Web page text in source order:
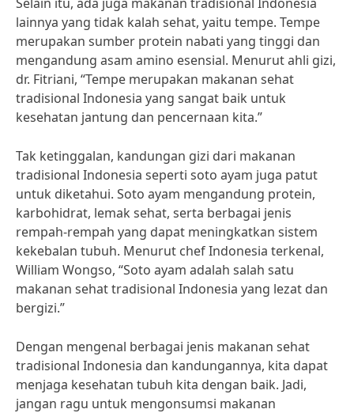
lainnya yang tidak kalah sehat, yaitu tempe. Tempe
merupakan sumber protein nabati yang tinggi dan
mengandung asam amino esensial. Menurut ahli gizi,
dr. Fitriani, “Tempe merupakan makanan sehat
tradisional Indonesia yang sangat baik untuk
kesehatan jantung dan pencernaan kita.”
Tak ketinggalan, kandungan gizi dari makanan
tradisional Indonesia seperti soto ayam juga patut
untuk diketahui. Soto ayam mengandung protein,
karbohidrat, lemak sehat, serta berbagai jenis
rempah-rempah yang dapat meningkatkan sistem
kekebalan tubuh. Menurut chef Indonesia terkenal,
William Wongso, “Soto ayam adalah salah satu
makanan sehat tradisional Indonesia yang lezat dan
bergizi.”
Dengan mengenal berbagai jenis makanan sehat
tradisional Indonesia dan kandungannya, kita dapat
menjaga kesehatan tubuh kita dengan baik. Jadi,
jangan ragu untuk mengonsumsi makanan